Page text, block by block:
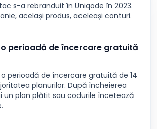
s-a rebranduit în Uniqode în 2023.
același produs, aceleași conturi.
perioadă de încercare gratuită
perioadă de încercare gratuită de 14
planurilor. După încheierea
un plan plătit sau codurile încetează